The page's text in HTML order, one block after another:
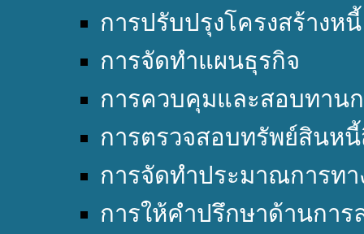
การปรับปรุงโครงสร้างหนี้
การจัดทำแผนธุรกิจ
การควบคุมและสอบทาน
การตรวจสอบทรัพย์สินห
การจัดทำประมาณการทา
การให้คำปรึกษาด้านการ